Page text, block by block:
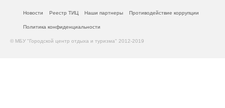
Новости Реестр ТИЦ Наши партнеры Противодействие коррупции
Политика конфиденциальности
© МБУ "Городской центр отдыха и туризма" 2012-2019